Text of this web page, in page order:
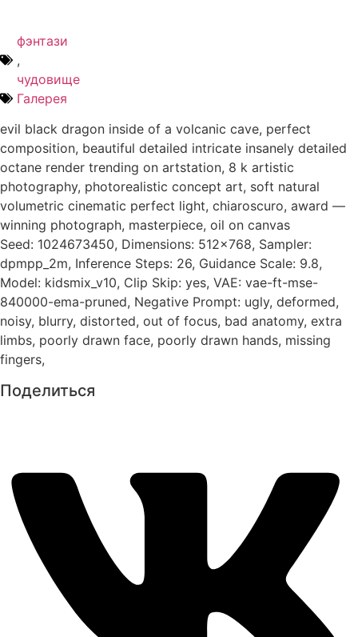
фэнтази
,
чудовище
Галерея
evil black dragon inside of a volcanic cave, perfect
composition, beautiful detailed intricate insanely detailed
octane render trending on artstation, 8 k artistic
photography, photorealistic concept art, soft natural
volumetric cinematic perfect light, chiaroscuro, award —
winning photograph, masterpiece, oil on canvas
Seed: 1024673450, Dimensions: 512×768, Sampler:
dpmpp_2m, Inference Steps: 26, Guidance Scale: 9.8,
Model: kidsmix_v10, Clip Skip: yes, VAE: vae-ft-mse-
840000-ema-pruned, Negative Prompt: ugly, deformed,
noisy, blurry, distorted, out of focus, bad anatomy, extra
limbs, poorly drawn face, poorly drawn hands, missing
fingers,
Поделиться